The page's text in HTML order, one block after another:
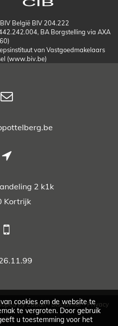
België BIV 204.222
BA Borgstelling via AXA
van Vastgoedmakelaars
(www.biv.be)
2 k1k
Kortrijk
by Zabun- Disclaimer-Privacy
cookies om de website te
te vergroten. Door gebruik
u toestemming voor het